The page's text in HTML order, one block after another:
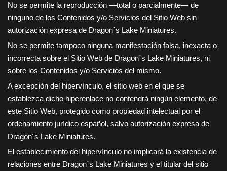
No se permite la reproducción —total o parcialmente— de
ninguno de los Contenidos y/o Servicios del Sitio Web sin
autorización expresa de Dragon´s Lake Miniatures.
No se permite tampoco ninguna manifestación falsa, inexacta o
incorrecta sobre el Sitio Web de Dragon´s Lake Miniatures, ni
sobre los Contenidos y/o Servicios del mismo.
A excepción del hipervínculo, el sitio web en el que se
establezca dicho hiperenlace no contendrá ningún elemento, de
este Sitio Web, protegido como propiedad intelectual por el
ordenamiento jurídico español, salvo autorización expresa de
Dragon´s Lake Miniatures.
El establecimiento del hipervínculo no implicará la existencia de
relaciones entre Dragon´s Lake Miniatures y el titular del sitio